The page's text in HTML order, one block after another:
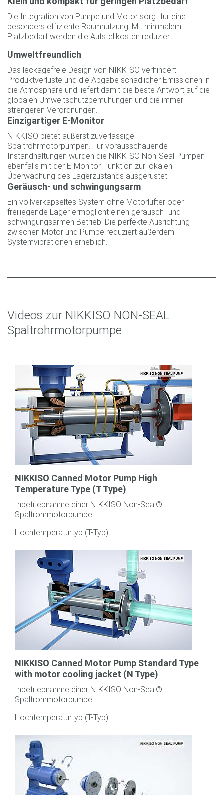
Die Integration von Pumpe und Motor sorgt für eine
besonders effiziente Raumnutzung. Mit minimalem
Platzbedarf werden die Aufstellkosten reduziert.
Umweltfreundlich
Das leckagefreie Design von NIKKISO verhindert
Produktverluste und die Abgabe schädlicher Emissionen in
die Atmosphäre und liefert damit die beste Antwort auf die
globalen Umweltschutzbemühungen und die immer
strengeren Verordnungen.
Einzigartiger E-Monitor
NIKKISO bietet äußerst zuverlässige
Spaltrohrmotorpumpen. Für vorausschauende
Instandhaltungen wurden die NIKKISO Non-Seal Pumpen
ebenfalls mit der E-Monitor-Funktion zur lokalen
Überwachung des Lagerzustands ausgerüstet.
Geräusch- und schwingungsarm
Ein vollverkapseltes System ohne Motorlüfter oder
freiliegende Lager ermöglicht einen geräusch- und
schwingungsarmen Betrieb. Die perfekte Ausrichtung
zwischen Motor und Pumpe reduziert außerdem
Systemvibrationen erheblich.
Videos zur NIKKISO NON-SEAL
Spaltrohrmotorpumpe
NIKKISO Canned Motor Pump High
Temperature Type (T Type)
Inbetriebnahme einer NIKKISO Non-Seal®
Spaltrohrmotorpumpe.
Hochtemperaturtyp (T-Typ)
NIKKISO Canned Motor Pump Standard Type
with motor cooling jacket (N Type)
Inbetriebnahme einer NIKKISO Non-Seal®
Spaltrohrmotorpumpe.
Hochtemperaturtyp (T-Typ)